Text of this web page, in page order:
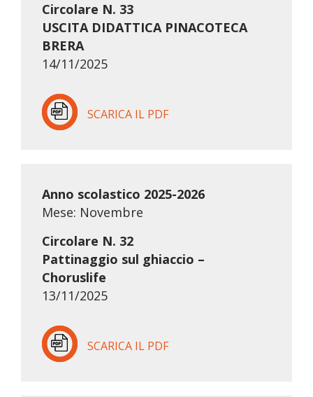
Circolare N. 33
USCITA DIDATTICA PINACOTECA
BRERA
14/11/2025
SCARICA IL PDF
Anno scolastico 2025-2026
Mese: Novembre
Circolare N. 32
Pattinaggio sul ghiaccio –
Choruslife
13/11/2025
SCARICA IL PDF